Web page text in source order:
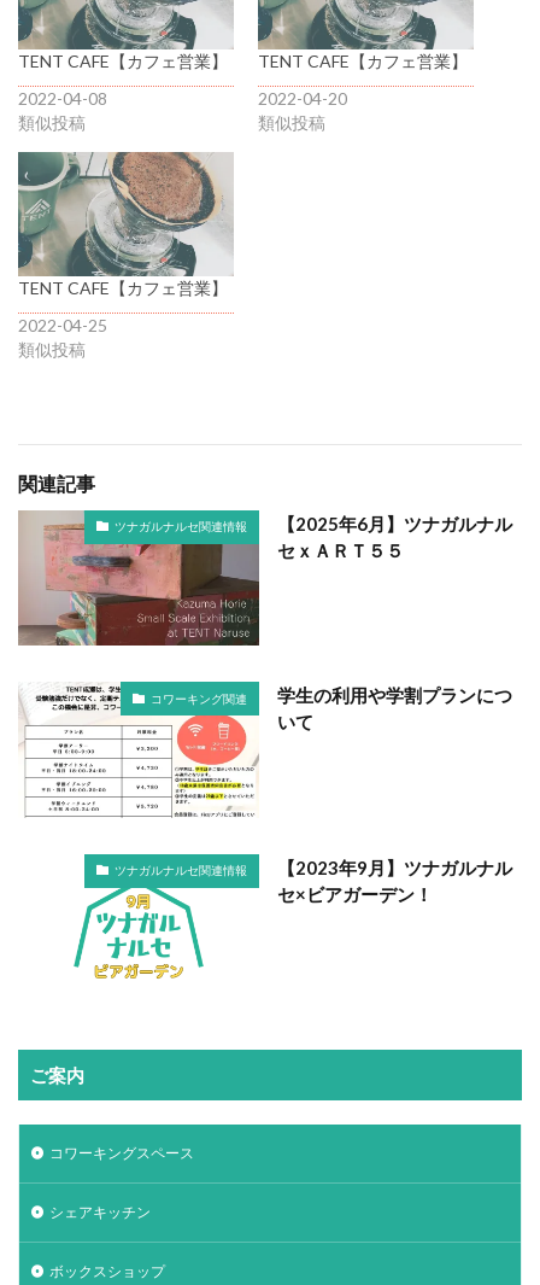
TENT CAFE【カフェ営業】
2022-04-08
類似投稿
TENT CAFE【カフェ営業】
2022-04-20
類似投稿
TENT CAFE【カフェ営業】
2022-04-25
類似投稿
関連記事
ツナガルナルセ関連情報
【2025年6月】ツナガルナル
セｘＡＲＴ５５
コワーキング関連
学生の利用や学割プランにつ
いて
ツナガルナルセ関連情報
【2023年9月】ツナガルナル
セ×ビアガーデン！
ご案内
コワーキングスペース
シェアキッチン
ボックスショップ